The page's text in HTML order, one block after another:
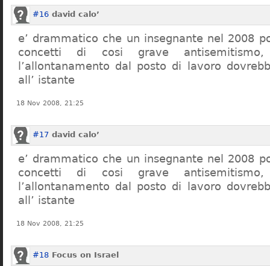
#16 david calo’
e’ drammatico che un insegnante nel 2008
concetti di cosi grave
l’allontanamento dal posto di lavoro
all’ istante
18 Nov 2008, 21:25
#17 david calo’
e’ drammatico che un insegnante nel 2008
concetti di cosi grave
l’allontanamento dal posto di lavoro
all’ istante
18 Nov 2008, 21:25
#18 Focus on Israel